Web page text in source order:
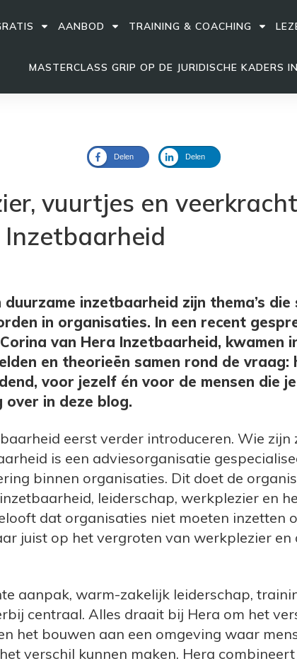
AANBOD TRAINING & COACHING
MASTERCLASS GRIP OP DE JURIDISCHE KADERS
Delen Delen
vuurtjes en
inzetbaarheid zijn thema’s die
in organisaties. In een recent
van Hera Inzetbaarheid, kwamen
en theorieën samen rond de vraag:
voor jezelf én voor de mensen die
in deze blog.
eerst verder introduceren. Wie zijn
is een adviesorganisatie
binnen organisaties. Dit doet de
leiderschap, werkplezier en
dat organisaties niet moeten inzetten
juist op het vergroten van werkplezier en
aanpak, warm-zakelijk leiderschap,
centraal. Alles draait bij Hera om het
het bouwen aan een omgeving waar
verschil kunnen maken. Hera